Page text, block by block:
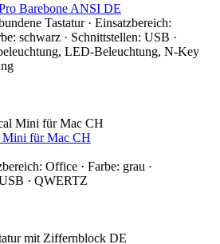
Barebone ANSI DE
Tastatur · Einsatzbereich:
schwarz · Schnittstellen: USB ·
LED-Beleuchtung, N-Key
für Mac CH
Office · Farbe: grau ·
· QWERTZ